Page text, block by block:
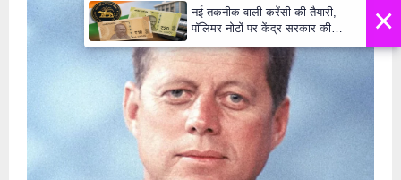
×
नई तकनीक वाली करेंसी की तैयारी,
पॉलिमर नोटों पर केंद्र सरकार की
मुहर,जल्द बाजार में दिखेंगे प्लास्टिक के
₹10 और ₹20 के नोट - Daily Lok
Manch PM Modi U